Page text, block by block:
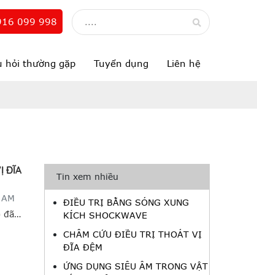
099 998
hỏi thường gặp Tuyển dụng Liên hệ
ĐĨA
đã
Tin xem nhiều
ĐIỀU TRỊ BẰNG SÓNG XUNG
KÍCH SHOCKWAVE
CHÂM CỨU ĐIỀU TRỊ THOÁT VỊ
ĐĨA ĐỆM
ỨNG DỤNG SIÊU ÂM TRONG VẬT